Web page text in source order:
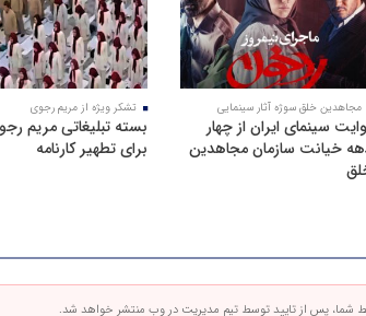
مجاهدین خلق سوژه آثار سینمایی
سینمای ایران از چهار
خیانت سازمان مجاهدین
تشکر ویژه از مریم رجوی
بسته تبلیغاتی مریم
برای تطهیر کارنامه
شما، پس از تایید توسط تیم مدیریت در وب منتشر خواهد شد.